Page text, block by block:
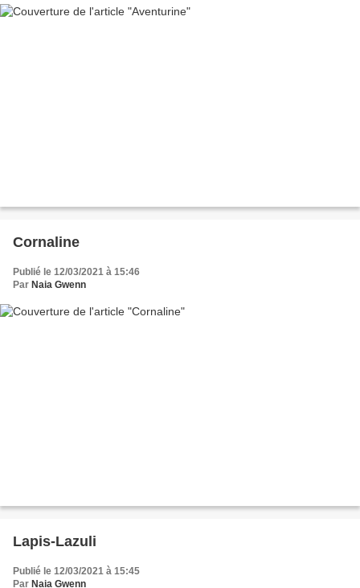
Cornaline
Publié le 12/03/2021 à 15:46
Par Naia Gwenn
Lapis-Lazuli
Publié le 12/03/2021 à 15:45
Par Naia Gwenn